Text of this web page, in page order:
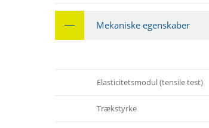
Mekaniske egenskaber
Elasticitetsmodul (tensile test)
Trækstyrke